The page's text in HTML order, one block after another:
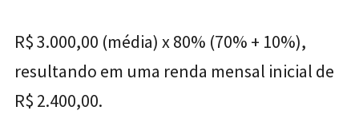
R$ 3.000,00 (média) x 80% (70% + 10%),
resultando em uma renda mensal inicial de
R$ 2.400,00.